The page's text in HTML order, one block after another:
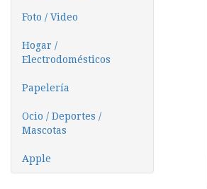
Foto / Video
Hogar /
Electrodomésticos
Papelería
Ocio / Deportes /
Mascotas
Apple